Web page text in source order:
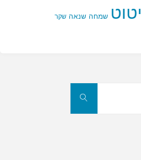
שמחה שנאה שקר
חפשו